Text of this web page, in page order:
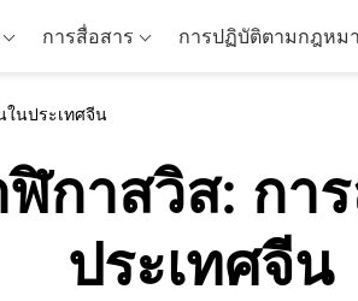
การสื่อสาร การปฏิบัติตามกฎหม
ในประเทศจีน
กาสวิส: กา
ประเทศจีน